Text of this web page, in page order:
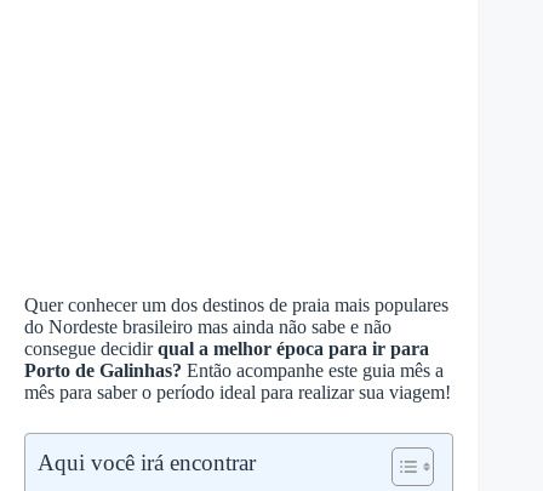
Quer conhecer um dos destinos de praia mais populares
do Nordeste brasileiro mas ainda não sabe e não
consegue decidirqual a melhor época para ir para
Porto de Galinhas? Então acompanhe este guia mês a
mês para saber o período ideal para realizar sua viagem!
Aqui você irá encontrar